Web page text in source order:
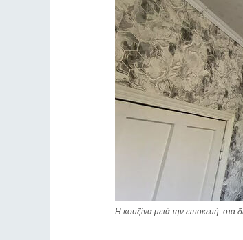
Η κουζίνα μετά την επισκευή: στα